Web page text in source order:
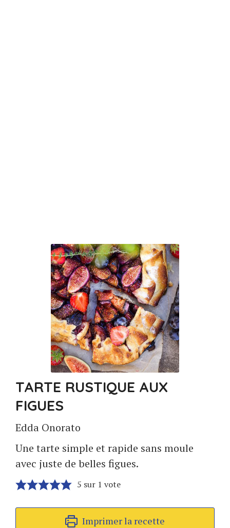
TARTE RUSTIQUE AUX
FIGUES
Edda Onorato
Une tarte simple et rapide sans moule
avec juste de belles figues.
5 sur 1 vote
Imprimer la recette